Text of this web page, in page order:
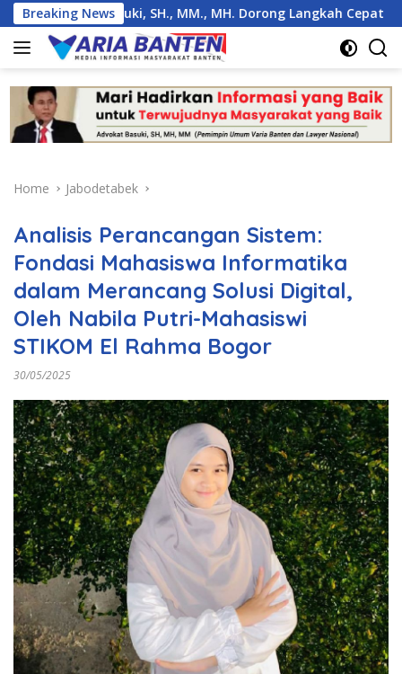
Skip
to
content
Breaking News
Basuki, SH., MM., MH. Dorong Langkah Cepat Pemerintah
Home Jabodetabek
Analisis Perancangan Sistem:
Fondasi Mahasiswa Informatika
dalam Merancang Solusi Digital,
Oleh Nabila Putri-Mahasiswi
STIKOM El Rahma Bogor
30/05/2025